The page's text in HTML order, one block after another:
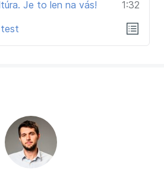
Je to len na vás!
1:32
test